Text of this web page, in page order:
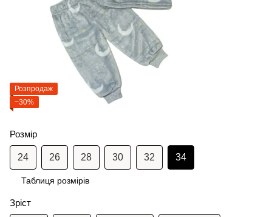
Розпродаж
−30%
Розмір
24 26 28 30 32 34
Таблиця розмірів
Зріст